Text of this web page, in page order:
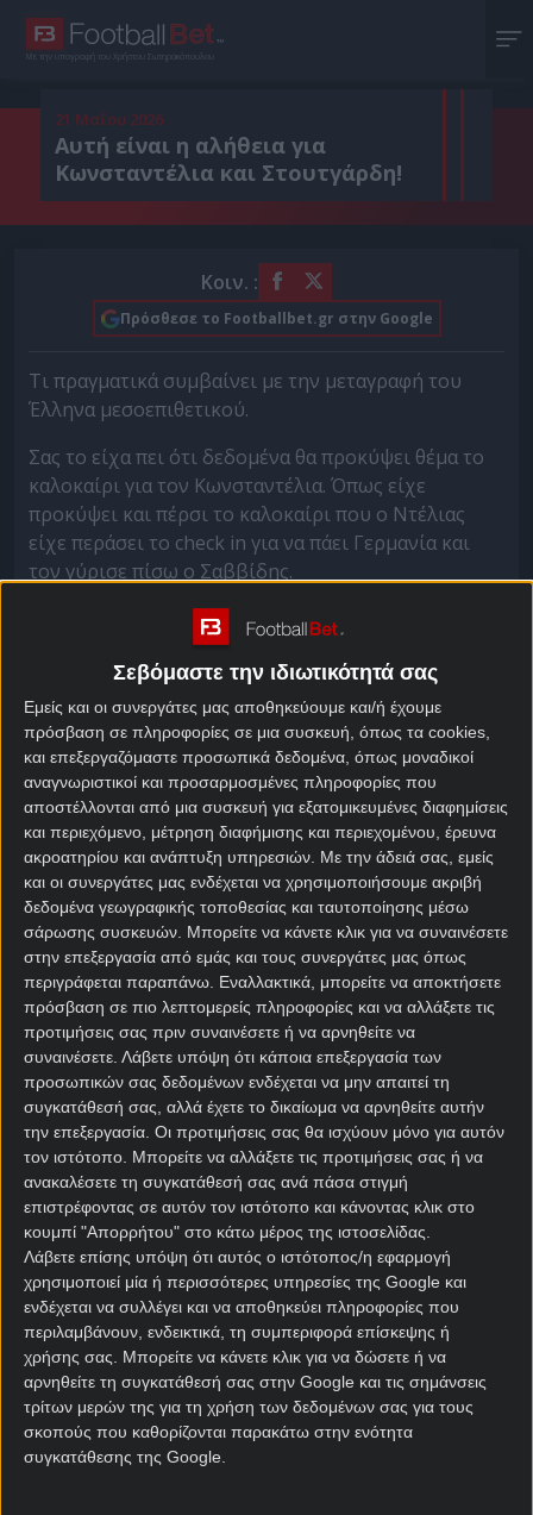
Σεβόμαστε την ιδιωτικότητά σας
Εμείς και οι συνεργάτες μας αποθηκεύουμε και/ή έχουμε
πρόσβαση σε πληροφορίες σε μια συσκευή, όπως τα cookies,
και επεξεργαζόμαστε προσωπικά δεδομένα, όπως μοναδικοί
αναγνωριστικοί και προσαρμοσμένες πληροφορίες που
αποστέλλονται από μια συσκευή για εξατομικευμένες διαφημίσεις
και περιεχόμενο, μέτρηση διαφήμισης και περιεχομένου, έρευνα
ακροατηρίου και ανάπτυξη υπηρεσιών. Με την άδειά σας, εμείς
και οι συνεργάτες μας ενδέχεται να χρησιμοποιήσουμε ακριβή
δεδομένα γεωγραφικής τοποθεσίας και ταυτοποίησης μέσω
σάρωσης συσκευών. Μπορείτε να κάνετε κλικ για να συναινέσετε
στην επεξεργασία από εμάς και τους συνεργάτες μας όπως
περιγράφεται παραπάνω. Εναλλακτικά, μπορείτε να αποκτήσετε
πρόσβαση σε πιο λεπτομερείς πληροφορίες και να αλλάξετε τις
προτιμήσεις σας πριν συναινέσετε ή να αρνηθείτε να
συναινέσετε. Λάβετε υπόψη ότι κάποια επεξεργασία των
προσωπικών σας δεδομένων ενδέχεται να μην απαιτεί τη
συγκατάθεσή σας, αλλά έχετε το δικαίωμα να αρνηθείτε αυτήν
την επεξεργασία. Οι προτιμήσεις σας θα ισχύουν μόνο για αυτόν
τον ιστότοπο. Μπορείτε να αλλάξετε τις προτιμήσεις σας ή να
ανακαλέσετε τη συγκατάθεσή σας ανά πάσα στιγμή
επιστρέφοντας σε αυτόν τον ιστότοπο και κάνοντας κλικ στο
κουμπί "Απορρήτου" στο κάτω μέρος της ιστοσελίδας.
Λάβετε επίσης υπόψη ότι αυτός ο ιστότοπος/η εφαρμογή
χρησιμοποιεί μία ή περισσότερες υπηρεσίες της Google και
ενδέχεται να συλλέγει και να αποθηκεύει πληροφορίες που
περιλαμβάνουν, ενδεικτικά, τη συμπεριφορά επίσκεψης ή
χρήσης σας. Μπορείτε να κάνετε κλικ για να δώσετε ή να
αρνηθείτε τη συγκατάθεσή σας στην Google και τις σημάνσεις
τρίτων μερών της για τη χρήση των δεδομένων σας για τους
σκοπούς που καθορίζονται παρακάτω στην ενότητα
συγκατάθεσης της Google.
Με την υπογραφή του Χρήστου Σωτηρακόπουλου
21 Μαΐου 2026
Αυτή είναι η αλήθεια για
Κωνσταντέλια και Στουτγάρδη!
Κοιν. :
Πρόσθεσε το Footballbet.gr στην Google
Τι πραγματικά συμβαίνει με την μεταγραφή του
Έλληνα μεσοεπιθετικού.
Σας το είχα πει ότι δεδομένα θα προκύψει θέμα το
καλοκαίρι για τον Κωνσταντέλια. Όπως είχε
προκύψει και πέρσι το καλοκαίρι που ο Ντέλιας
είχε περάσει το check in για να πάει Γερμανία και
τον γύρισε πίσω ο Σαββίδης.
Μία Στουτγάρδη που βγήκε στο Τσάμπιονς Λιγκ και
φυσικά έχει ζεστό χρήμα να δαπανήσει για
περιπτώσεις τύπου Κωνσταντέλια. Θα είναι ο
Ντέλιας ξανά στο στόχαστρο. Φυσικά.
Το γράφουν οι ίδιοι οι Γερμανοί. «Σε περίπτωση
που ένας επιθετικός φύγει από την Στουτγάρδη, ο
Κωνσταντέλιας θα ήταν σίγουρα μια ενδιαφέρουσα
επιλογή. Ο Έλληνας παίκτης έχει αποδείξει για άλλη
μια φορά αυτή τη σεζόν ότι έχει ό,τι χρειάζεται για
τη Στουτγάρδη και τοChampions League. Σε 39
αγώνες, έχει ένα αξιοπρεπές σύνολο με 14 γκολ και
εννέα ασίστ.
Εάν η Στουτγάρδη έκανε άλλη μια σοβαρή
προσπάθεια αυτό το καλοκαίρι, θα ακολουθούσαν
και πάλι περίπλοκες διαπραγματεύσεις. Ο ΠΑΟΚ
θέλει να αφήσει τον Κωνσταντέλια να φύγει, αλλά,
σε αντίθεση με το περασμένο καλοκαίρι, ο παίκτης
θα προτιμούσε να παραμείνει στη Θεσσαλονίκη».
Και φυσικά εδώ προκύπτουν πολλά ερωτήματα με
βάση τα όσα γράφουν οι Γερμανοί.
Όντως θέλει να τον πουλήσει ο ΠΑΟΚ; Δεν μου
προκύπτει κάτι τέτοιο. Προφανώς όλοι και όλα
έχουν την τιμή τους αλλά ο ΠΑΟΚ δεν του έβαλε
πωλητήριο.
Δεν θέλει να φύγει ο Ντέλιας; Ο΄θτε κάτι τέτοιο μου
προκύπτει. Προφανώς και ο ίδιος θα εξετάσει τις
όποιες προτάσεις έχει.